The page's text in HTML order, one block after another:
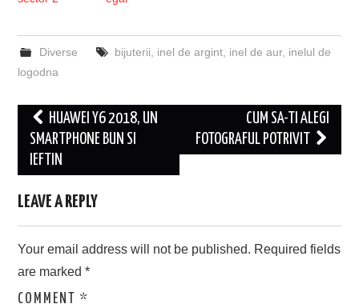
Diverse bijuterii inel de argint, inel de aur, inelul de
logodna
Post
navigation
HUAWEI Y6 2018, UN
SMARTPHONE BUN SI
IEFTIN
CUM SA-TI ALEGI
FOTOGRAFUL POTRIVIT
LEAVE A REPLY
Your email address will not be published. Required fields
are marked*
COMMENT*